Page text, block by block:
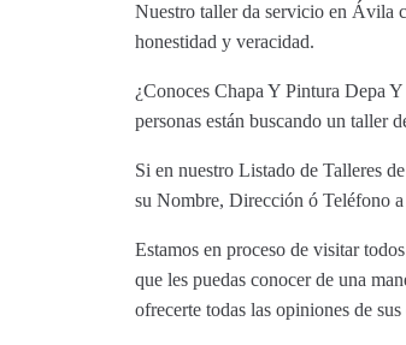
Nuestro taller da servicio en Ávila
honestidad y veracidad.
¿Conoces Chapa Y Pintura Depa
personas están buscando un taller
Si en nuestro Listado de Talleres
su Nombre, Dirección ó Teléfono
Estamos en proceso de visitar
que les puedas conocer de una
ofrecerte todas las opiniones de